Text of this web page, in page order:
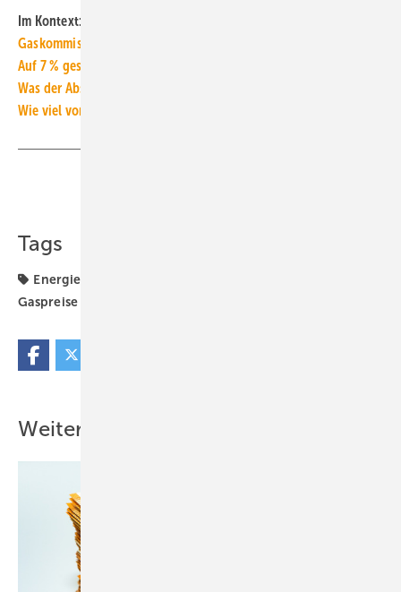
Im Kontext:
Gaskommission fordert auch Steigerung der Gebäudeeffizienz
Auf 7 % gesenkte MwSt. bei Gasrechnungen kontrollieren
Was der Abschlussbericht der Gaskommission vorschlägt
Wie viel vom Wärmepumpenstrom liefert die eigene PV-Anlage?
Tags
Energiepreise
Gaspreise
Weitere Inhalte